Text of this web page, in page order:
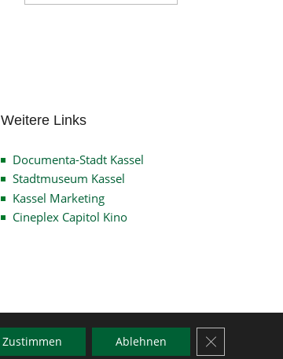
Archiv
Weitere Links
Documenta-Stadt Kassel
Stadtmuseum Kassel
Kassel Marketing
Cineplex Capitol Kino
Zustimmen Ablehnen GDPR